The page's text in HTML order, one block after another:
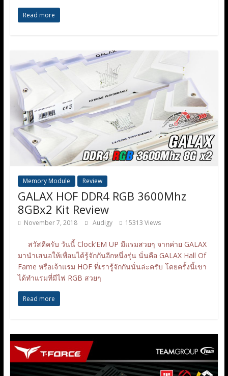
Read more
Memory Module Review
GALAX HOF DDR4 RGB 3600Mhz
8GBx2 Kit Review
November 7, 2018 Audigy 15313 Views
สวัสดีครับ วันนี้ Clock’EM UP มีแรมสวยๆ จากค่าย GALAX
มานำเสนอให้เพื่อนได้รู้จักกันอีกหนึ่งรุ่น นั่นคือ GALAX Hall Of
Fame หรือเจ้าแรม HOF ที่เรารู้จักกันนั่นล่ะครับ โดยครั้งนี้เขา
ได้ทำแรมที่มีไฟ RGB สวยๆ
Read more